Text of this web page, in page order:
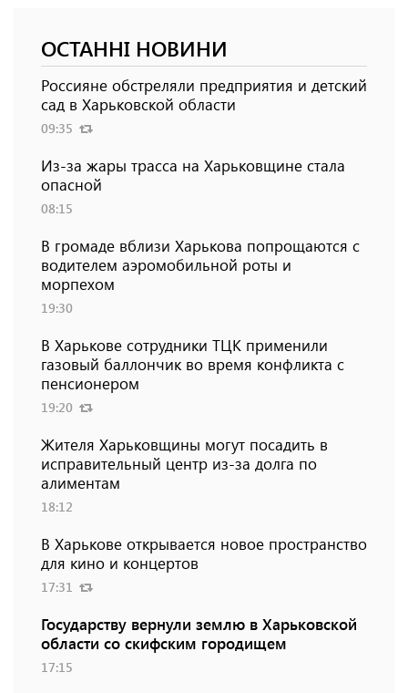
ОСТАННІ НОВИНИ
Россияне обстреляли предприятия и детский
сад в Харьковской области
09:35
Из-за жары трасса на Харьковщине стала
опасной
08:15
В громаде вблизи Харькова попрощаются с
водителем аэромобильной роты и
морпехом
19:30
В Харькове сотрудники ТЦК применили
газовый баллончик во время конфликта с
пенсионером
19:20
Жителя Харьковщины могут посадить в
исправительный центр из-за долга по
алиментам
18:12
В Харькове открывается новое пространство
для кино и концертов
17:31
Государству вернули землю в Харьковской
области со скифским городищем
17:15